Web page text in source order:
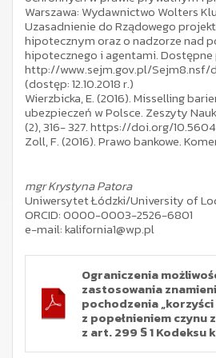
Warszawa: Wydawnictwo Wolters
Uzasadnienie do Rządowego
hipotecznym oraz o nadzorze nad
hipotecznego i agentami. Dostępne
http://www.sejm.gov.pl/Sejm8.nsf/
(dostęp: 12.10.2018 r.)
Wierzbicka, E. (2016). Misselling
ubezpieczeń w Polsce. Zeszyty
(2), 316- 327. https://doi.org/
Zoll, F. (2016). Prawo bankowe.
mgr Krystyna Patora
Uniwersytet Łódzki/University of
ORCID: 0000-0003-2526-6801
e-mail: kalifornia1@wp.pl
Ograniczenia
zastosowania
pochodzenia
z popełnieniem czynu
z art. 299 § 1 Kodeksu